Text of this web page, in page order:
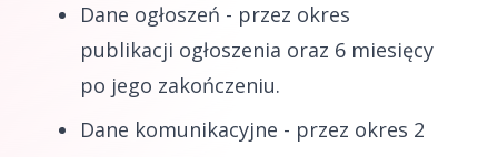
Dane ogłoszeń - przez okres
publikacji ogłoszenia oraz 6 miesięcy
po jego zakończeniu.
Dane komunikacyjne - przez okres 2